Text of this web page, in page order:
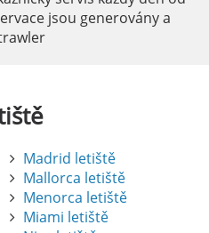
jsou generovány a
Madrid letiště
Mallorca letiště
Menorca letiště
Miami letiště